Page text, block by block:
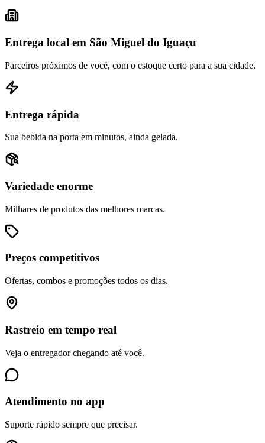
Entrega local em São Miguel do Iguaçu
Parceiros próximos de você, com o estoque certo para a sua cidade.
Entrega rápida
Sua bebida na porta em minutos, ainda gelada.
Variedade enorme
Milhares de produtos das melhores marcas.
Preços competitivos
Ofertas, combos e promoções todos os dias.
Rastreio em tempo real
Veja o entregador chegando até você.
Atendimento no app
Suporte rápido sempre que precisar.